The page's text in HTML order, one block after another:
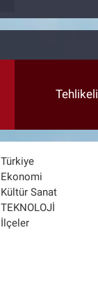
Tehlikeli
Türkiye
Ekonomi
Kültür Sanat
TEKNOLOJİ
İlçeler